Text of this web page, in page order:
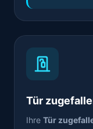
Tür
Ihre Tür